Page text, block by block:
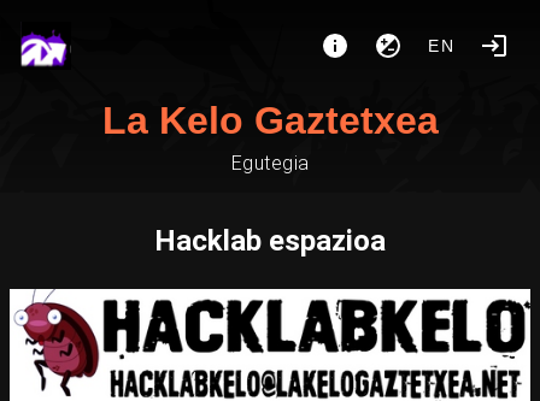
EN
La Kelo Gaztetxea
Egutegia
Hacklab espazioa